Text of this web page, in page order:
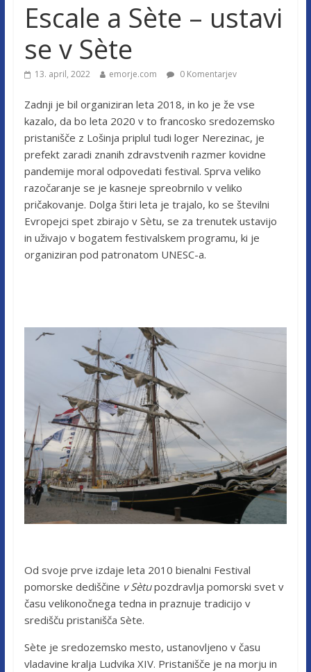
Escale a Sète – ustavi
se v Sète
13. april, 2022 emorje.com 0 Komentarjev
Zadnji je bil organiziran leta 2018, in ko je že vse
kazalo, da bo leta 2020 v to francosko sredozemsko
pristanišče z Lošinja priplul tudi loger Nerezinac, je
prefekt zaradi znanih zdravstvenih razmer kovidne
pandemije moral odpovedati festival. Sprva veliko
razočaranje se je kasneje spreobrnilo v veliko
pričakovanje. Dolga štiri leta je trajalo, ko se številni
Evropejci spet zbirajo v Sètu, se za trenutek ustavijo
in uživajo v bogatem festivalskem programu, ki je
organiziran pod patronatom UNESC-a.
Od svoje prve izdaje leta 2010 bienalni Festival
pomorske dediščine v Sètupozdravlja pomorski svet v
času velikonočnega tedna in praznuje tradicijo v
središču pristanišča Sète.
Sète je sredozemsko mesto, ustanovljeno v času
vladavine kralja Ludvika XIV. Pristanišče je na morju in